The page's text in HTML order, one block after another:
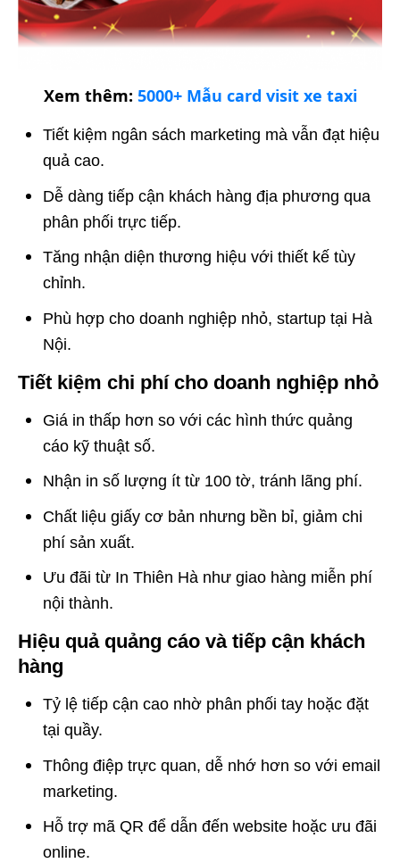
Xem thêm: 5000+ Mẫu card visit xe taxi
Tiết kiệm ngân sách marketing mà vẫn đạt hiệu
quả cao.
Dễ dàng tiếp cận khách hàng địa phương qua
phân phối trực tiếp.
Tăng nhận diện thương hiệu với thiết kế tùy
chỉnh.
Phù hợp cho doanh nghiệp nhỏ, startup tại Hà
Nội.
Tiết kiệm chi phí cho doanh nghiệp nhỏ
Giá in thấp hơn so với các hình thức quảng
cáo kỹ thuật số.
Nhận in số lượng ít từ 100 tờ, tránh lãng phí.
Chất liệu giấy cơ bản nhưng bền bỉ, giảm chi
phí sản xuất.
Ưu đãi từ In Thiên Hà như giao hàng miễn phí
nội thành.
Hiệu quả quảng cáo và tiếp cận khách
hàng
Tỷ lệ tiếp cận cao nhờ phân phối tay hoặc đặt
tại quầy.
Thông điệp trực quan, dễ nhớ hơn so với email
marketing.
Hỗ trợ mã QR để dẫn đến website hoặc ưu đãi
online.